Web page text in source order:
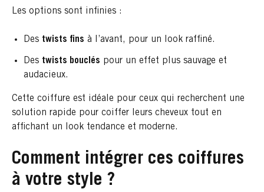
Les options sont infinies :
Des twists fins à l’avant, pour un look raffiné.
Des twists bouclés pour un effet plus sauvage et
audacieux.
Cette coiffure est idéale pour ceux qui recherchent une
solution rapide pour coiffer leurs cheveux tout en
affichant un look tendance et moderne.
Comment intégrer ces coiffures
à votre style ?